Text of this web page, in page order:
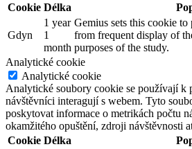
Cookie Délka
Gdyn
1 year
1
month
Gemius sets this cookie to
from frequent display of
purposes of the study.
Analytické cookie
Analytické cookie
Analytické soubory cookie se používají k
návštěvníci interagují s webem. Tyto
poskytovat informace o metrikách počtu
okamžitého opuštění, zdroji návštěvnosti
Cookie Délka